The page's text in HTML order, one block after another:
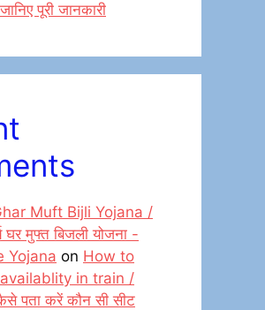
पूरी जानकारी
Muft Bijli Yojana /
घर मुफ्त बिजली योजना -
Yojana on How to
in train /
पता करें कौन सी सीट